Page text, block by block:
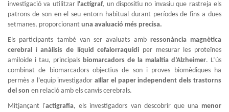
investigació va utilitzar l'actígraf, un dispositiu no invasiu que rastreja els
patrons de son en el seu entorn habitual durant períodes de fins a dues
setmanes, proporcionant una avaluació més precisa.
Els participants també van ser avaluats amb ressonància magnètica
cerebral ianàlisis de líquid cefalorraquidi per mesurar les proteïnes
amiloide i tau, principals biomarcadors de la malaltia d’Alzheimer. L’ús
combinat de biomarcadors objectius de son i proves biomèdiques ha
permès a l’equip investigadoraïllar el paper independent dels trastorns
del son en relació amb els canvis cerebrals.
Mitjançant l'actigrafia, els investigadors van descobrir que una menor